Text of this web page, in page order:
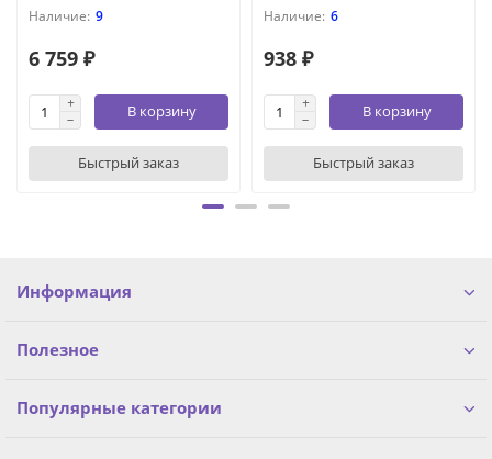
9
6 759 ₽
В корзину
Быстрый заказ
6
938 ₽
В корзину
Быстрый заказ
Информация
Полезное
Популярные категории